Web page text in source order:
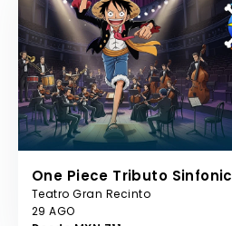
One Piece Tributo
Teatro Gran Recinto
29 AGO